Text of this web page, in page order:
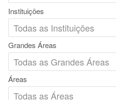
Instituições
Grandes Áreas
Áreas